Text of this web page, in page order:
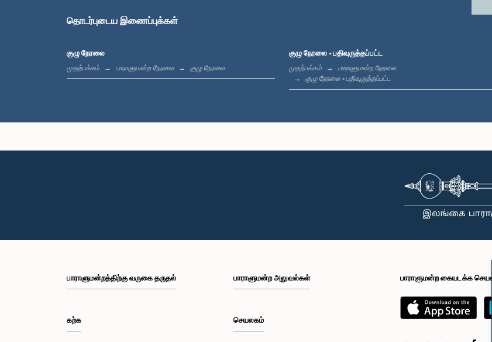
தொடர்புடைய இணைப்புக்கள்
குழு நேரலை
முதற்பக்கம் பாராளுமன்ற நேரலை குழு நேரலை
குழு நேரலை - பதிவுருத்தப்பட்ட
முதற்பக்கம்
பாராளுமன்ற நேரலை
குழு நேரலை - பதிவுருத்தப்பட்ட
பாராளுமன்றத்திற்கு வருகை தருதல்
கற்க
பாராளுமன்ற அலுவல்கள்
செயலகம்
பாராளுமன்ற கையடக்க செயலி